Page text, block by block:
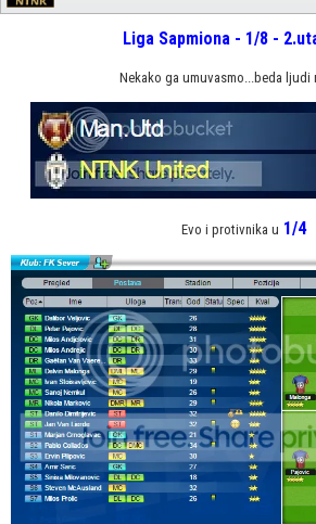
Liga Sapmiona - 1/8 -
Nekako ga umuvasmo...beda ljudi
Evo i protivnika u 1/4